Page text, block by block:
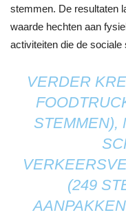
stemmen. De resultaten
waarde hechten aan
activiteiten die de
VERDER
STEMMEN),
(249